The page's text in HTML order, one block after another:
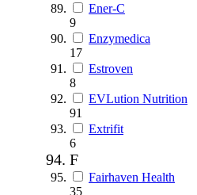
Ener-C
9
Enzymedica
17
Estroven
8
EVLution Nutrition
91
Extrifit
6
F
Fairhaven Health
35